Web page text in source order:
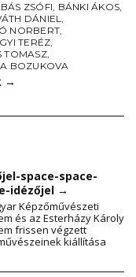
ZSÓFI, BÁNKI ÁKOS,
DÁNIEL,
NORBERT,
TERÉZ,
TOMASZ,
BOZUKOVA
→
space-space-
idézőjel →
Képzőművészeti
és az Esterházy Károly
frissen végzett
kiállítása